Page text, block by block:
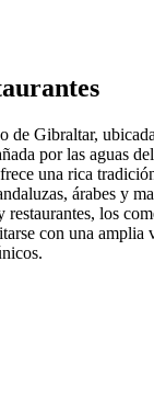
de Gibraltar,
por las aguas
una rica
árabes y
restaurantes, los
con una amplia